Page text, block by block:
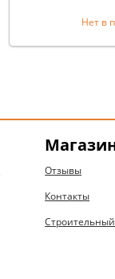
Нет в
Отзывы
Контакты